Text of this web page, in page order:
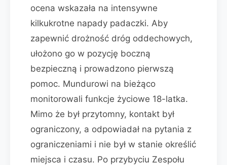
ocena wskazała na intensywne
kilkukrotne napady padaczki. Aby
zapewnić drożność dróg oddechowych,
ułożono go w pozycję boczną
bezpieczną i prowadzono pierwszą
pomoc. Mundurowi na bieżąco
monitorowali funkcje życiowe 18-latka.
Mimo że był przytomny, kontakt był
ograniczony, a odpowiadał na pytania z
ograniczeniami i nie był w stanie określić
miejsca i czasu. Po przybyciu Zespołu